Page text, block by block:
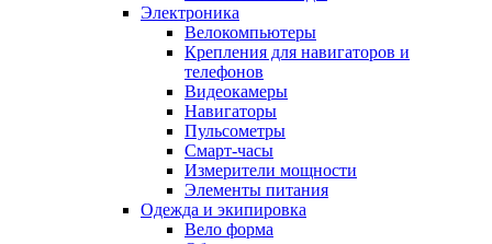
Электроника
Велокомпьютеры
Крепления для навигаторов и
телефонов
Видеокамеры
Навигаторы
Пульсометры
Смарт-часы
Измерители мощности
Элементы питания
Одежда и экипировка
Вело форма